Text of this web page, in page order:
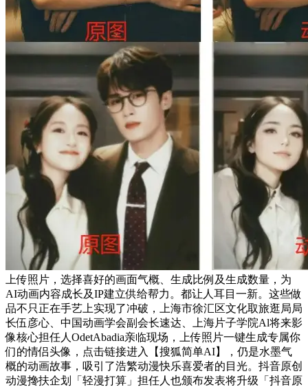
上传照片，选择喜好的画面气概、生成比例及生成数量，为
AI动画内容成长及IP建立供给帮力。都让人耳目一新。这些做
品不只正在手艺上实现了冲破，上海市徐汇区文化取旅逛局局
长伍彦心、中国动画学会副会长速达、上海片子学院Al将来影
像核心担任人OdetAbadia亲临现场，上传照片一键生成专属你
们的情侣头像，点击链接进入【搜狐简单AI】，仍是水墨气
概的动画故事，吸引了浩繁动漫快乐喜爱者的目光。抖音原创
动漫搀扶企划「轻漫打算」担任人也颁布发表将升级「抖音原